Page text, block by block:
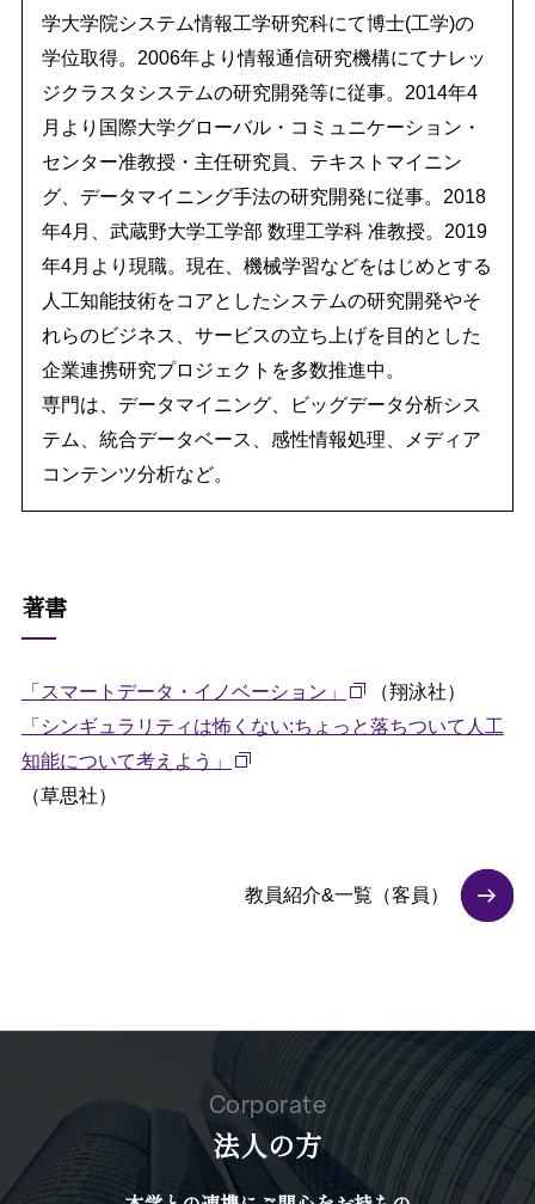
学大学院システム情報工学研究科にて博士(工学)の
学位取得。2006年より情報通信研究機構にてナレッ
ジクラスタシステムの研究開発等に従事。2014年4
月より国際大学グローバル・コミュニケーション・
センター准教授・主任研究員、テキストマイニン
グ、データマイニング手法の研究開発に従事。2018
年4月、武蔵野大学工学部 数理工学科 准教授。2019
年4月より現職。現在、機械学習などをはじめとする
人工知能技術をコアとしたシステムの研究開発やそ
れらのビジネス、サービスの立ち上げを目的とした
企業連携研究プロジェクトを多数推進中。
専門は、データマイニング、ビッグデータ分析シス
テム、統合データベース、感性情報処理、メディア
コンテンツ分析など。
著書
「スマートデータ・イノベーション」
（翔泳社）
「シンギュラリティは怖くない:ちょっと落ちついて人工
知能について考えよう」
（草思社）
教員紹介&一覧（客員）
Corporate
法人の方